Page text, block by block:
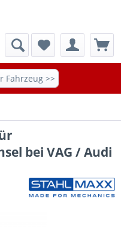
Fahrzeug >>
bei VAG / Audi